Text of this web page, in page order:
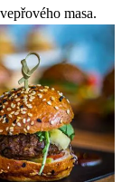
masa.